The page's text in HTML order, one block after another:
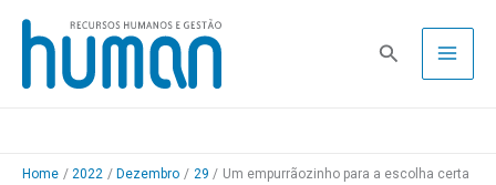
Skip
content
Pesquisa
Home 2022 Dezembro 29 Um empurrãozinho para a escolha certa